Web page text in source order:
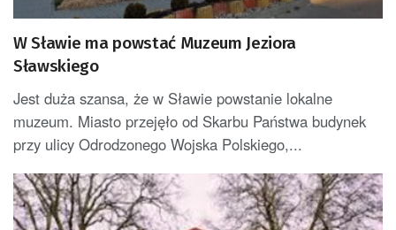
W Sławie ma powstać Muzeum Jeziora
Sławskiego
Jest duża szansa, że w Sławie powstanie lokalne
muzeum. Miasto przejęło od Skarbu Państwa budynek
przy ulicy Odrodzonego Wojska Polskiego,...